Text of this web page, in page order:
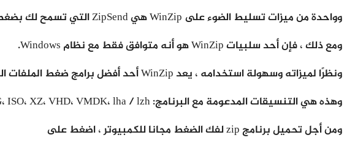
وواحدة من ميزات تسليط الضوء على WinZip هي ZipSend التي تسمح لك بضغط الملفات الكبيرة وإرسالها كمرفق في الايميل مباشرة.
ومع ذلك ، فإن أحد سلبيات WinZip هو أنه متوافق فقط مع نظام Windows.
ونظرًا لميزاته وسهولة استخدامه ، يعد WinZip أحد أفضل برامج ضغط الملفات التي يمكنك استخدامها.
وهذه هي التنسيقات المدعومة مع البرنامج: zip، tar، gzip، cab، rar، 7z، IMG، ISO، XZ، VHD، VMDK، lha / lzh
ومن أجل تحميل برنامج zip لفك الضغط مجانا للكمبيوتر ، اضغط على